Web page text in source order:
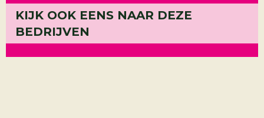
KIJK OOK EENS NAAR DEZE
BEDRIJVEN